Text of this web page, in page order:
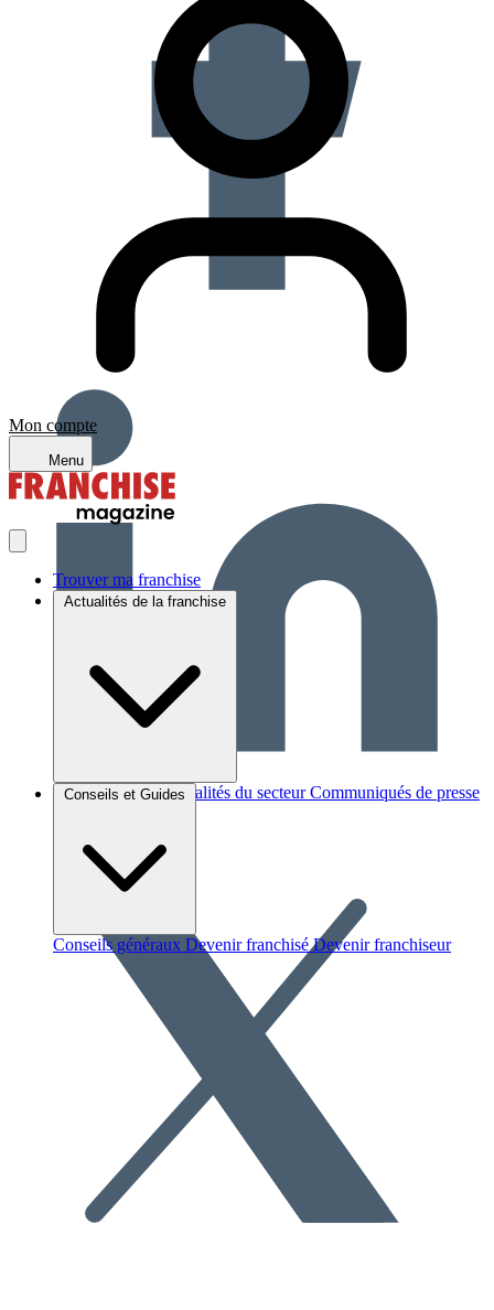
Mon compte
Menu
Trouver ma franchise
Actualités de la franchise
Brèves et actus Actualités du secteur Communiqués de presse
Conseils et Guides
Conseils généraux Devenir franchisé Devenir franchiseur